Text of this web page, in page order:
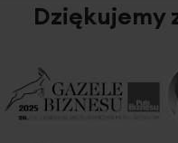
Dziękujemy